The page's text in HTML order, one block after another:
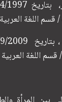
قسم اللغة
قسم اللغة